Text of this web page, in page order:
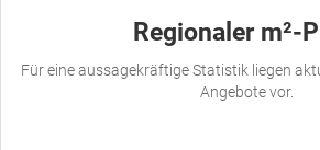
Regionaler m²-
Für eine aussagekräftige Statistik liegen
Angebote vor.